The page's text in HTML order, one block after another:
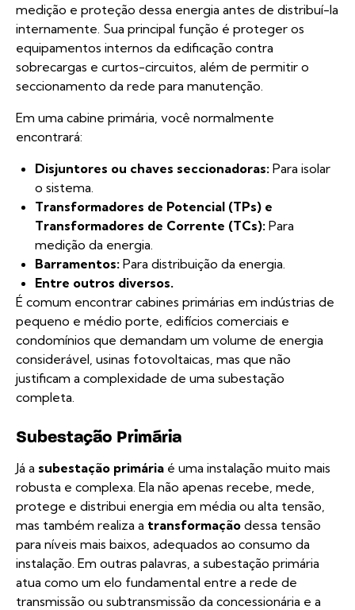
medição e proteção dessa energia antes de distribuí-la
internamente. Sua principal função é proteger os
equipamentos internos da edificação contra
sobrecargas e curtos-circuitos, além de permitir o
seccionamento da rede para manutenção.
Em uma cabine primária, você normalmente
encontrará:
Disjuntores ou chaves seccionadoras: Para isolar
o sistema.
Transformadores de Potencial (TPs) e
Transformadores de Corrente (TCs): Para
medição da energia.
Barramentos: Para distribuição da energia.
Entre outros diversos.
É comum encontrar cabines primárias em indústrias de
pequeno e médio porte, edifícios comerciais e
condomínios que demandam um volume de energia
considerável, usinas fotovoltaicas, mas que não
justificam a complexidade de uma subestação
completa.
Subestação Primária
Já a subestação primária é uma instalação muito mais
robusta e complexa. Ela não apenas recebe, mede,
protege e distribui energia em média ou alta tensão,
mas também realiza a transformação dessa tensão
para níveis mais baixos, adequados ao consumo da
instalação. Em outras palavras, a subestação primária
atua como um elo fundamental entre a rede de
transmissão ou subtransmissão da concessionária e a